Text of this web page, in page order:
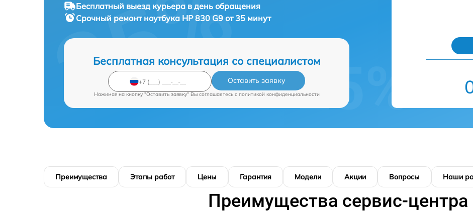
Бесплатный выезд курьера в день обращения
Срочный ремонт ноутбука HP 830 G9 от 35 минут
Бесплатная консультация со специалистом
Оставить заявку
Нажимая на кнопку "Оставить заявку" Вы соглашаетесь c политикой конфиденциальности
Преимущества Этапы работ Цены Гарантия Модели Акции Вопросы Наши
Преимущества сервис-центра